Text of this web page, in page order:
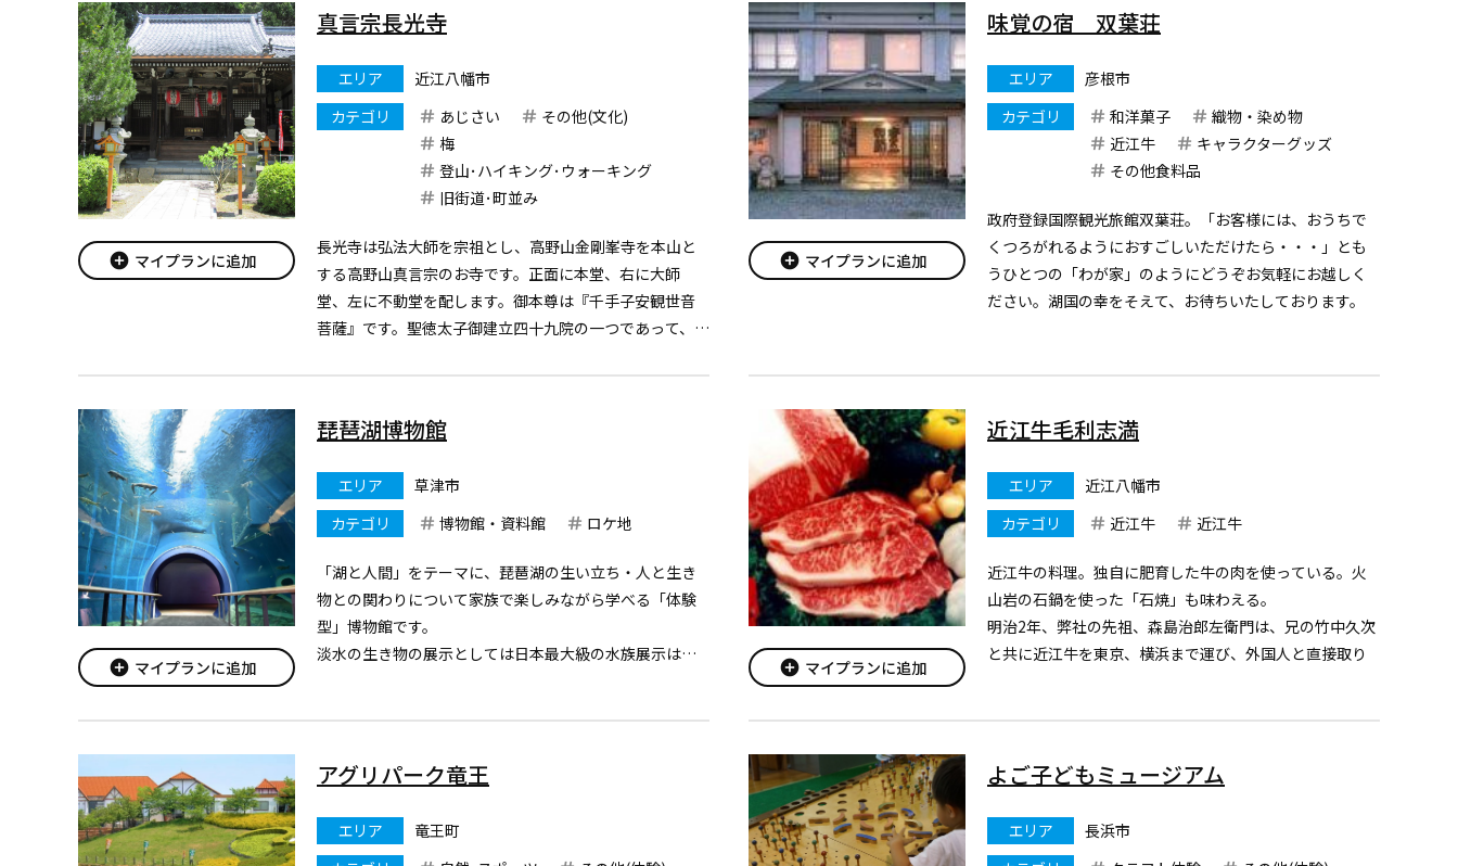
ークや
で頂けます。
add_circle マイプランに追加
真言宗長光寺
エリア
近江八幡市
カテゴリ
あじさい
その他(文化)
梅
登山･ハイキング･ウォーキング
旧街道･町並み
長光寺は弘法大師を宗祖とし、高野山金剛峯寺を本山と
する高野山真言宗のお寺です。正面に本堂、右に大師
堂、左に不動堂を配します。御本尊は『千手子安観世音
菩薩』です。聖徳太子御建立四十九院の一つであって、其
に依って知られます。
add_circle マイプランに追加
味覚の宿 双葉荘
エリア
彦根市
カテゴリ
和洋菓子
織物・染め物
近江牛
キャラクターグッズ
その他食料品
政府登録国際観光旅館双葉荘。「お客様には、おうちで
くつろがれるようにおすごしいただけたら・・・」とも
うひとつの「わが家」のようにどうぞお気軽にお越しく
ださい。湖国の幸をそえて、お待ちいたしております。
add_circle マイプランに追加
琵琶湖博物館
エリア
草津市
カテゴリ
博物館・資料館 ロケ地
「湖と人間」をテーマに、琵琶湖の生い立ち・人と生き
物との関わりについて家族で楽しみながら学べる「体験
型」博物館です。
淡水の生き物の展示としては日本最大級の水族展示は、
2018年にリニューアルしたディスカ...
add_circle マイプランに追加
近江牛毛利志満
エリア
近江八幡市
カテゴリ
近江牛 近江牛
近江牛の料理。独自に肥育した牛の肉を使っている。火
山岩の石鍋を使った「石焼」も味わえる。
明治2年、弊社の先祖、森島治郎左衛門は、兄の竹中久次
と共に近江牛を東京、横浜まで運び、外国人と直接取り
アグリパーク竜王
エリア
竜王町
よご子どもミュージアム
エリア
長浜市